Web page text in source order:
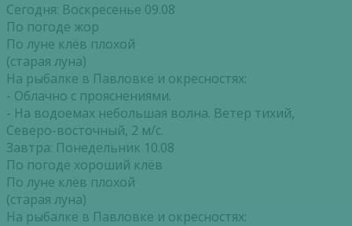
Сегодня: Воскресенье 09.08
По погоде жор
По луне клёв плохой
(старая луна)
На рыбалке в Павловке и окресностях:
- Облачно с прояснениями.
- На водоемах небольшая волна. Ветер тихий,
Северо-восточный, 2 м/с.
Завтра: Понедельник 10.08
По погоде хороший клёв
По луне клёв плохой
(старая луна)
На рыбалке в Павловке и окресностях: